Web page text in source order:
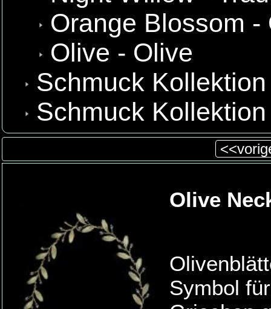
Orange Blossom -
Olive - Olive
Schmuck
Schmuck
Olive
Symbol